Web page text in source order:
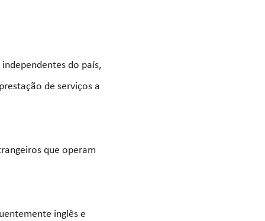
do país,
de serviços a
que operam
inglês e